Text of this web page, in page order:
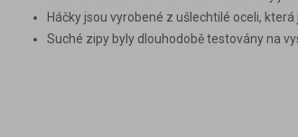
Háčky jsou vyrobené z ušlechtilé oceli,
Suché zipy byly dlouhodobě testovány na